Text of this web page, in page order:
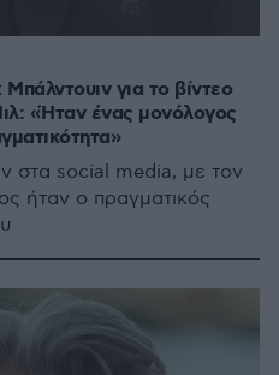
για το βίντεο
«Ήταν ένας μονόλογος
στα social media, με τον
ήταν ο πραγματικός